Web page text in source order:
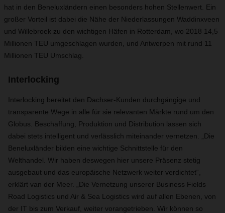
hat in den Beneluxländern einen besonders hohen Stellenwert. Ein
großer Vorteil ist dabei die Nähe der Niederlassungen Waddinxveen
und Willebroek zu den wichtigen Häfen in Rotterdam, wo 2018 14,5
Millionen TEU umgeschlagen wurden, und Antwerpen mit rund 11
Millionen TEU Umschlag.
Interlocking
Interlocking bereitet den Dachser-Kunden durchgängige und
transparente Wege in alle für sie relevanten Märkte rund um den
Globus. Beschaffung, Produktion und Distribution lassen sich
dabei stets intelligent und verlässlich miteinander vernetzen. „Die
Beneluxländer bilden eine wichtige Schnittstelle für den
Welthandel. Wir haben deswegen hier unsere Präsenz stetig
ausgebaut und das europäische Netzwerk weiter verdichtet“,
erklärt van der Meer. „Die Vernetzung unserer Business Fields
Road Logistics und Air & Sea Logistics wird auf allen Ebenen, von
der IT bis zum Verkauf, weiter vorangetrieben. Wir können so